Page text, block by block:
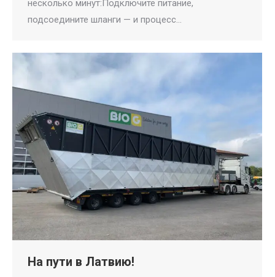
несколько минут:Подключите питание,
подсоедините шланги — и процесс…
На пути в Латвию!